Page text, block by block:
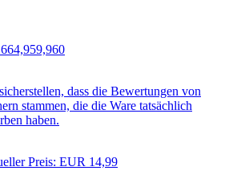
dass die Bewertungen von
stammen, die die Ware tatsächlich
haben.
Preis: EUR 14,99